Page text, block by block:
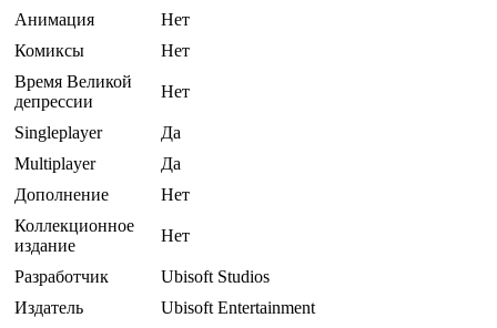
Анимация
Нет
Комиксы
Нет
Время Великой
депрессии
Нет
Singleplayer
Да
Multiplayer
Да
Дополнение
Нет
Коллекционное
издание
Нет
Разработчик
Ubisoft Studios
Издатель
Ubisoft Entertainment